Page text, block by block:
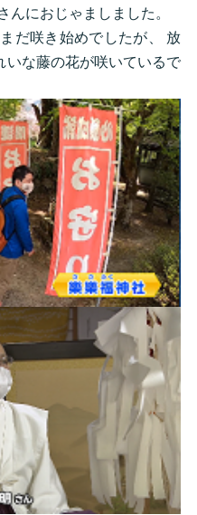
んにおじゃましました。
だ咲き始めでしたが、 放
いな藤の花が咲いているで